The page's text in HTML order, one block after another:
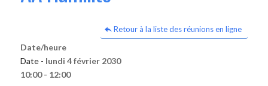
Retour à la liste des réunions en ligne
Date/heure
Date - lundi 4 février 2030
10:00 - 12:00